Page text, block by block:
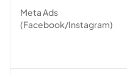
Meta Ads
(Facebook/Instagram)